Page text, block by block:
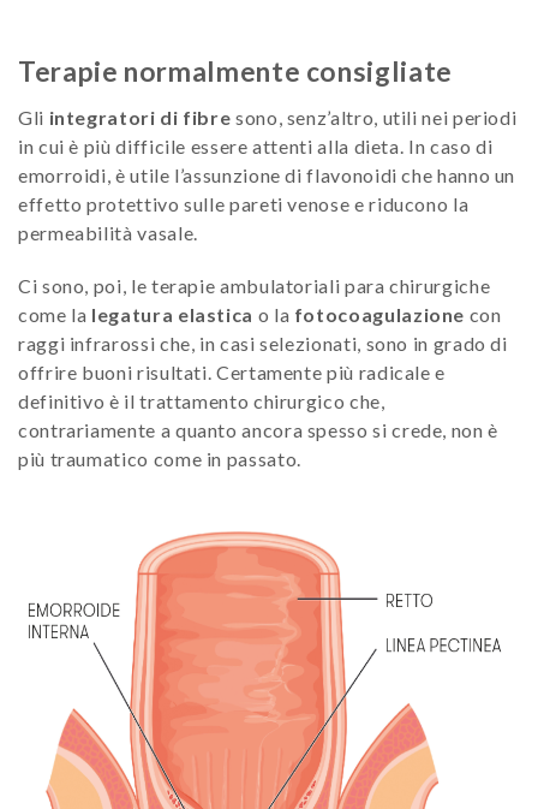
Terapie normalmente consigliate
Gli integratori di fibre sono, senz’altro, utili nei periodi
in cui è più difficile essere attenti alla dieta. In caso di
emorroidi, è utile l’assunzione di flavonoidi che hanno un
effetto protettivo sulle pareti venose e riducono la
permeabilità vasale.
Ci sono, poi, le terapie ambulatoriali para chirurgiche
come la legatura elastica o la fotocoagulazione con
raggi infrarossi che, in casi selezionati, sono in grado di
offrire buoni risultati. Certamente più radicale e
definitivo è il trattamento chirurgico che,
contrariamente a quanto ancora spesso si crede, non è
più traumatico come in passato.